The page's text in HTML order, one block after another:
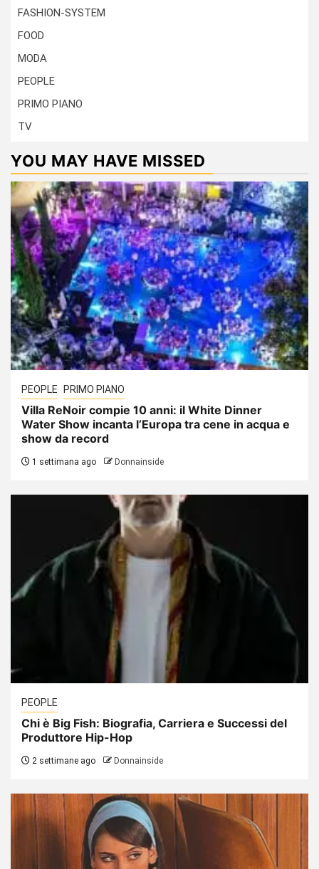
FASHION-SYSTEM
FOOD
MODA
PEOPLE
PRIMO PIANO
TV
YOU MAY HAVE MISSED
PEOPLE PRIMO PIANO
Villa ReNoir compie 10 anni: il White Dinner
Water Show incanta l’Europa tra cene in acqua e
show da record
1 settimana ago Donnainside
PEOPLE
Chi è Big Fish: Biografia, Carriera e Successi del
Produttore Hip-Hop
2 settimane ago Donnainside